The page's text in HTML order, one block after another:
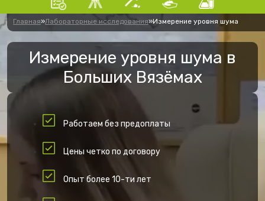
Главная»Лабораторные исследования»Измерение уровня шума
Измерение уровня шума в
Больших Вязёмах
Работаем без предоплаты
Цены четко по договору
Опыт более 10-ти лет